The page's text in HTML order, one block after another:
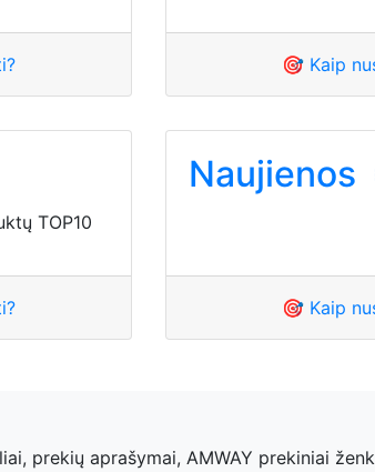
🎯 Kaip
TOP10
Naujienos
🎯 Kaip
prekių aprašymai, AMWAY prekiniai